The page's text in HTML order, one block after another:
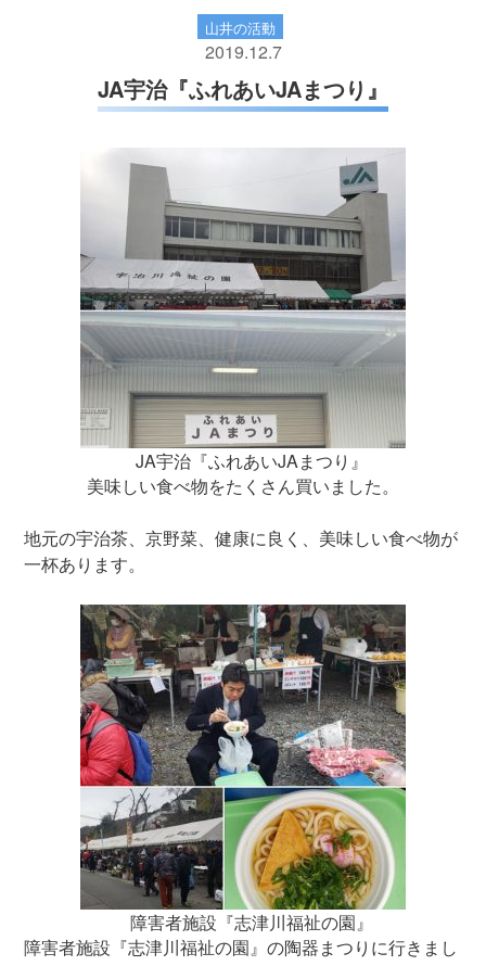
山井の活動
2019.12.7
JA宇治『ふれあいJAまつり』
JA宇治『ふれあいJAまつり』
美味しい食べ物をたくさん買いました。
地元の宇治茶、京野菜、健康に良く、美味しい食べ物が
一杯あります。
障害者施設『志津川福祉の園』
障害者施設『志津川福祉の園』の陶器まつりに行きまし